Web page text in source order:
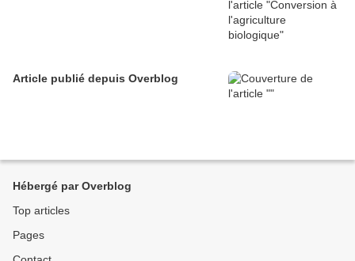
Article publié depuis Overblog
Hébergé par Overblog
Top articles
Pages